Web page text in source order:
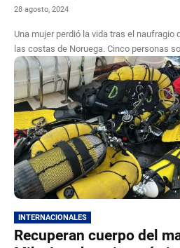
28 agosto, 2024
Una mujer perdió la vida tras el naufragio
las costas de Noruega. Cinco personas
INTERNACIONALES
Recuperan cuerpo del